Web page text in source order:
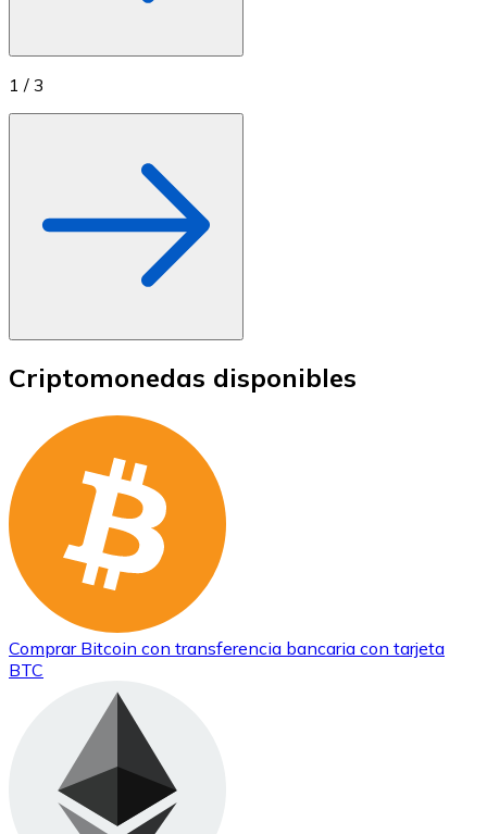
1 / 3
Criptomonedas disponibles
Comprar Bitcoin con transferencia bancaria con tarjeta
BTC